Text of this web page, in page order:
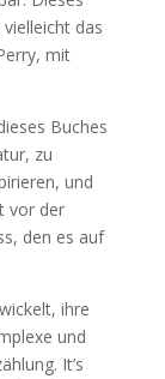
das
mit
Buches
zu
und
vor der
den es auf
ihre
und
It’s